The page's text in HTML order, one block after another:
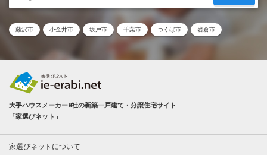
藤沢市 小金井市 坂戸市 千葉市 つくば市 岩倉市
大手ハウスメーカー8社の新築一戸建て・分譲住宅サイト
「家選びネット」
家選びネットについて